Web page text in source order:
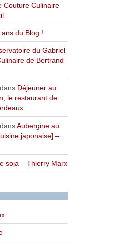
Couture Culinaire
du Blog !
du Gabriel
de Bertrand
dans Déjeuner au
le restaurant de
dansAubergine au
japonaise] –
soja – Thierry Marx